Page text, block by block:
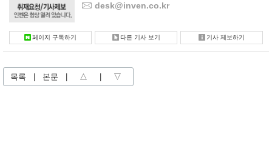
desk@inven.co.kr
페이지 구독하기 다른 기사 보기 기사 제보하기
목록 본문 △ ▽